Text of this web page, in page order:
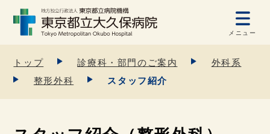
メニュー
トップ 診療科・部門のご案内
外科系
整形外科
スタッフ紹介